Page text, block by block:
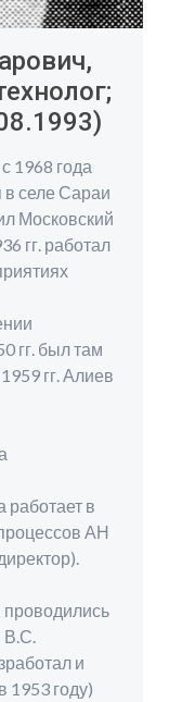
1968 года
селе Сараи
Московский
гг. работал
гг. был там
гг. Алиев
в
АН
и
1953 году)